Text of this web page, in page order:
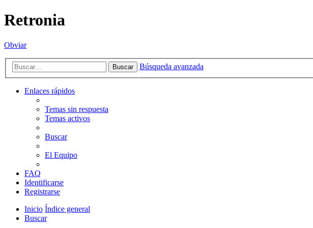
Retronia
Obviar
Buscar Búsqueda avanzada
Enlaces rápidos
Temas sin respuesta
Temas activos
Buscar
El Equipo
FAQ
Identificarse
Registrarse
Inicio Índice general
Buscar